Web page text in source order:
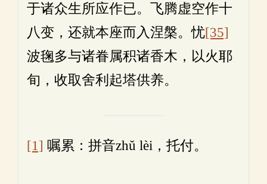
于诸众生所应作已。飞腾虚空作十
八变，还就本座而入涅槃。忧[35]
波毱多与诸眷属积诸香木，以火耶
旬，收取舍利起塔供养。
[1] 嘱累：拼音zhǔ lèi，托付。